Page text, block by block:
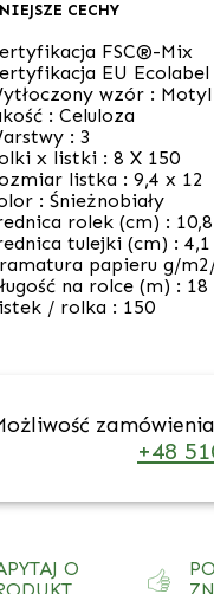
CECHY
FSC®-Mix
EU Ecolabel
wzór : Motyl
: Celuloza
: 3
x listki : 8 X 150
listka : 9,4 x 12
: Śnieżnobiały
rolek (cm) : 10,8
tulejki (cm) : 4,1
papieru g/
na rolce (m) : 18
/ rolka : 150
+48
O